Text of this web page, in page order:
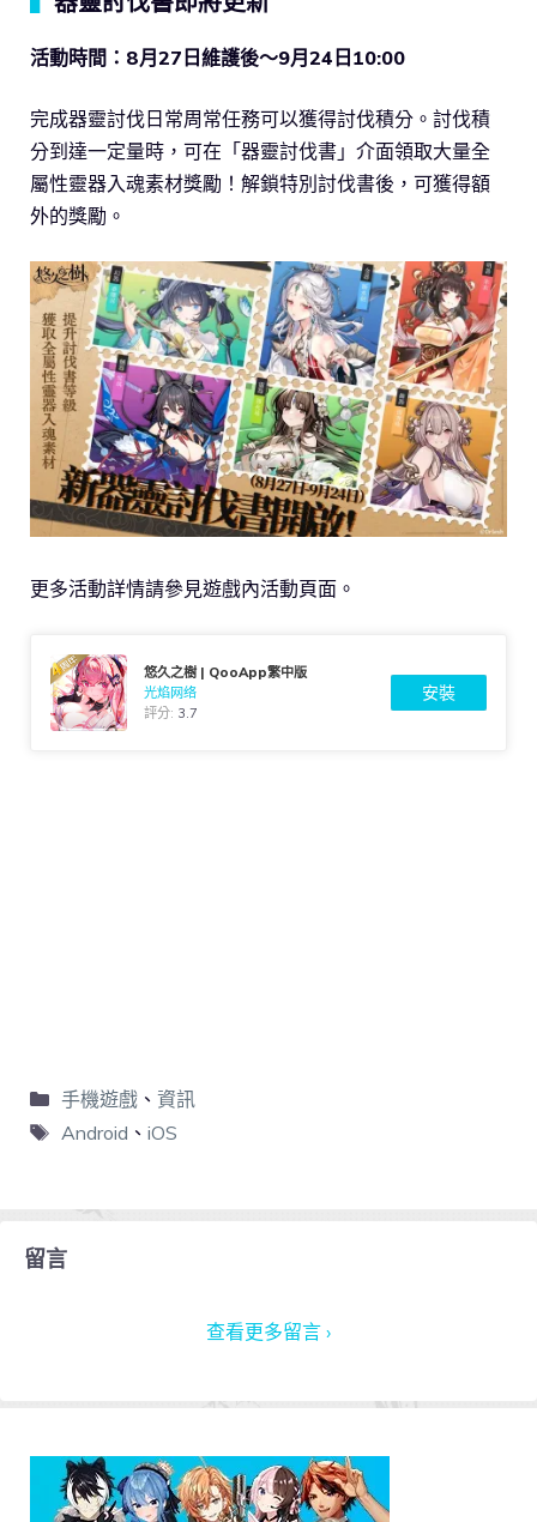
活動時間：8月27日維護後～9月24日10:00
完成器靈討伐日常周常任務可以獲得討伐積分。討伐積
分到達一定量時，可在「器靈討伐書」介面領取大量全
屬性靈器入魂素材獎勵！解鎖特別討伐書後，可獲得額
外的獎勵。
更多活動詳情請參見遊戲內活動頁面。
悠久之樹 | QooApp繁中版
光焰网络
評分: 3.7
安裝
手機遊戲、 資訊
Android 、 iOS
留言
查看更多留言 ›